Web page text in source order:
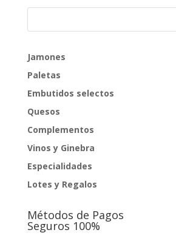
desde
Jamones
Paletas
Embutidos selectos
Quesos
Complementos
Vinos y Ginebra
Especialidades
Lotes y Regalos
Métodos de Pagos
Seguros 100%